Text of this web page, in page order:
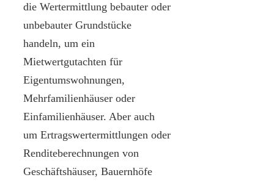
die Wertermittlung bebauter oder
unbebauter Grundstücke
handeln, um ein
Mietwertgutachten für
Eigentumswohnungen,
Mehrfamilienhäuser oder
Einfamilienhäuser. Aber auch
um Ertragswertermittlungen oder
Renditeberechnungen von
Geschäftshäuser, Bauernhöfe